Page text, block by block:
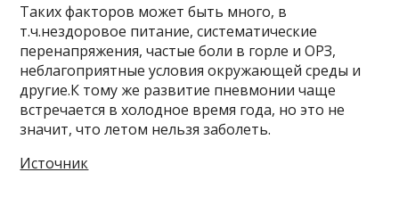
Таких факторов может быть много, в
т.ч.нездоровое питание, систематические
перенапряжения, частые боли в горле и ОРЗ,
неблагоприятные условия окружающей среды и
другие.К тому же развитие пневмонии чаще
встречается в холодное время года, но это не
значит, что летом нельзя заболеть.
Источник